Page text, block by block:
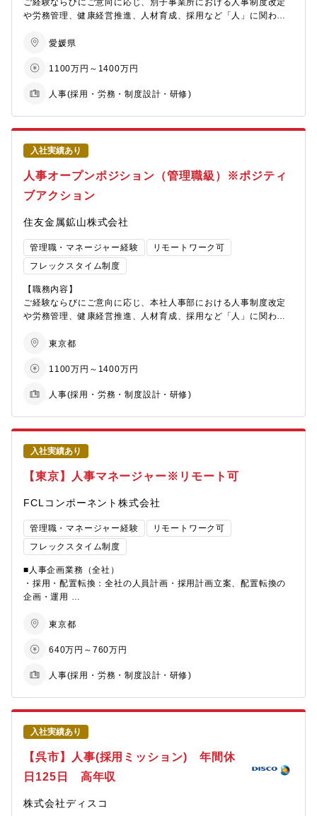
配属部署：人財戦略室 人事１G（技能系採用担当）
のチーム。企画と運用の両面で自律的に動ける環境
働き方が可能。平均残業時間は約20時間/月程度
【募集背景】
う役割として実務をこなしていただくことはもとより、人事制度
改定や労政対応、健康経営推進、人材育成、採用など、幅広い業
務を担っています。
※場合により本社内の各事業部人事ポジション(HRBP)への配属の
可能性もございます。
【本ポジションの魅力】
己の役割を認識し、活き活きと職場の仲間と目標に向かって働く
ことができるようラインとスタッフが連携して組織と人の活性化
に取り組んでいます。同社では、数年毎のローテーションで労務
管理や人事制度改定から採用、教育、従業員エンゲージメント向
上への取り組みといった多様な人事業務経験を積むことによりプ
ロの人事屋を育成していきます。
1on1等でライフステージを確認させて頂いた上で将来的に複数の
拠点や人事関連部署を経験していただくことにより、人事のプロ
フェッショナルとしての活躍を期待いたします。
【配属先情報】
播磨事業所業務課：27名
男女比：男性 78％、女性 22％
平均年齢：42.0歳
部門トップの年齢：50代（事業所長）
【組織の特徴（就業環境）】
業務できる環境です。個人の事情に合わせたワークライフバラン
部内では人事担当向けの社内セミナーや外部研修の受講を推進し
また、福利厚生の一環としてUdemyによるWEB教育コンテンツな
どを取り入れております。
【募集背景】
業価値の工場を目指す人的資本経営が求められているいま、同社
では、働き方の多様化と従業員の意識変化を大きな課題と考えて
おり、これらに対応するには人事制度の変革・枠組み見直しなど
多様な人材が集い、成長し活躍できる企業を目指すために、本求
す。
【組織の特徴】
環境です。
ます。
に自己研鑽に励むことができます。
■個人の能力や性格などの「良い部分」に着目しつつ仕事を割り振
■20代から60代まで幅広い年齢層ですが、年上、年下関係なく気
ご経験ならびにご意向に応じ、別子事業所における人事制度改定
や労務管理、健康経営推進、人材育成、採用など「人」に関わる
の活躍を期待しております。
なお、同社の総合職では、全社横断的な職種別・専門別の管理区
開発を行っているため、数年に一度の転勤を伴います（応相
業務はいずれも一人で担当するのではなく、チームでフォローし
内コミュニケーションも非常に活発な環境です。
また、人事部職掌として、各事業所間の定期的な情報交換の場が
あるほか、拠点を超えた研修や交流の機会もあり、全社の人事担
当者と連携しながら業務を進めていただきます。
＜詳細＞
別子事業所おいては、同エリアの人事業務や工場の労務管理を担
う役割として実務をこなしていただくことはもとより、人事制度
改定や労政対応、健康経営推進、人材育成、採用など、幅広い業
務を担っています。
※場合により本社内の各事業部人事ポジション(HRBP)への配属の
「事業は人なり」の考えのもと、ものづくり企業として社員が自
ことができるようラインとスタッフが連携して組織と人の活性化
管理や人事制度改定から採用、教育、従業員エンゲージメント向
上への取り組みといった多様な人事業務経験を積むことによりプ
ロの人事屋を育成していきます。
【キャリアパス】
拠点や人事関連部署を経験していただくことにより、人事のプロ
【配属先情報】
別子事業所総務センター：65名（人事業務以外を担当する従業員
も含む）
男女比：男性 63％、女性 37％
平均年齢：39.0歳
部門トップの年齢：40代（総務センター長）
【組織の特徴（就業環境）】
業務できる環境です。個人の事情に合わせたワークライフバラン
■有給休暇も年間10日以上取得している社員が大多数を占めます。
■出張は担当職務内容によりますが、年に6回程度です。
【入社後の教育】
部内では人事担当向けの社内セミナーや外部研修の受講を推進し
また、福利厚生の一環としてUdemyによるWEB教育コンテンツな
愛媛県
1100万円～1400万円
人事(採用・労務・制度設計・研修)
入社実績あり
人事オープンポジション（管理職級）※ポジティ
ブアクション
住友金属鉱山株式会社
管理職・マネージャー経験
リモートワーク可
フレックスタイム制度
【職務内容】
ご経験ならびにご意向に応じ、本社人事部における人事制度改定
や労務管理、健康経営推進、人材育成、採用など「人」に関わる
の活躍を期待しております。
なお、同社の総合職では、全社横断的な職種別・専門別の管理区
開発を行っているため、数年に一度の転勤を伴います（応相
業務はいずれも一人で担当するのではなく、チームでフォローし
内コミュニケーションも非常に活発な環境です。
あるほか、拠点を超えた研修や交流の機会もあり、全社の人事担
当者と連携しながら業務を進めていただきます。
＜詳細＞
本社人事部においては、人事部、人事業務室、人材開発室、DE&I
協創室、健康経営推進室のいずれかへの配属を想定しておりま
す。業務内容は以下の通りです。
■各種制度の制定や設計、検証（人事制度、海外人事制度など）
進など）
ます。
可能性もございます。
己の役割を認識し、活き活きと職場の仲間と目標に向かって働く
に取り組んでいます。同社では、数年毎のローテーションで労務
管理や人事制度改定から採用、教育、従業員エンゲージメント向
ロの人事屋を育成していきます。
東京都
1100万円～1400万円
人事(採用・労務・制度設計・研修)
入社実績あり
【東京】人事マネージャー※リモート可
FCLコンポーネント株式会社
管理職・マネージャー経験
リモートワーク可
フレックスタイム制度
■人事企画業務（全社）
・採用・配置転換：全社の人員計画・採用計画立案、配置転換の
企画・運用
関する全社的な仕組みづくり
画、研修プログラムの設計・運用
者育成計画の企画・推進
保、制度改定の企画
■HRBP業務（リレー事業本部担当）
・事業本部内における人事施策の企画・推進（本部長・部門長と
の連携）
東京都
640万円～760万円
人事(採用・労務・制度設計・研修)
入社実績あり
【呉市】人事(採用ミッション) 年間休
日125日 高年収
株式会社ディスコ